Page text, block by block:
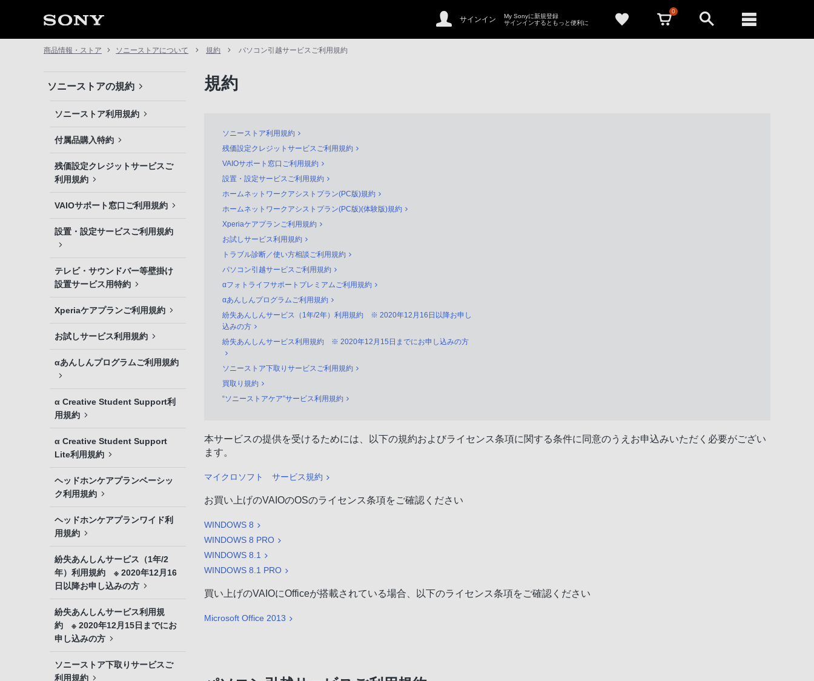
サインイン
My Sonyに新規登録
サインインするともっと便利に
0
商品情報・ストア ソニーストアについて 規約 パソコン引越サービスご利用規約
規約
ソニーストア利用規約
残価設定クレジットサービスご利用規約
VAIOサポート窓口ご利用規約
設置・設定サービスご利用規約
ホームネットワークアシストプラン(PC版)規約
ホームネットワークアシストプラン(PC版)(体験版)規約
Xperiaケアプランご利用規約
お試しサービス利用規約
トラブル診断／使い方相談ご利用規約
パソコン引越サービスご利用規約
αフォトライフサポートプレミアムご利用規約
αあんしんプログラムご利用規約
紛失あんしんサービス（1年/2年）利用規約 ※ 2020年12月16日以降お申し
込みの方
紛失あんしんサービス利用規約 ※ 2020年12月15日までにお申し込みの方
ソニーストア下取りサービスご利用規約
買取り規約
“ソニーストアケア”サービス利用規約
本サービスの提供を受けるためには、以下の規約およびライセンス条項に関する条件に同意のうえお申込みいただく必要がござい
ます。
マイクロソフト サービス規約
お買い上げのVAIOのOSのライセンス条項をご確認ください
WINDOWS 8
WINDOWS 8 PRO
WINDOWS 8.1
WINDOWS 8.1 PRO
買い上げのVAIOにOfficeが搭載されている場合、以下のライセンス条項をご確認ください
Microsoft Office 2013
ソニーストアの規約
ソニーストア利用規約
付属品購入特約
残価設定クレジットサービスご
利用規約
VAIOサポート窓口ご利用規約
設置・設定サービスご利用規約
テレビ・サウンドバー等壁掛け
設置サービス用特約
Xperiaケアプランご利用規約
お試しサービス利用規約
αあんしんプログラムご利用規約
α Creative Student Support利
用規約
α Creative Student Support
Lite利用規約
ヘッドホンケアプランベーシッ
ク利用規約
ヘッドホンケアプランワイド利
用規約
紛失あんしんサービス（1年/2
年）利用規約 ※ 2020年12月16
日以降お申し込みの方
紛失あんしんサービス利用規
約 ※ 2020年12月15日までにお
申し込みの方
ソニーストア下取りサービスご
利用規約